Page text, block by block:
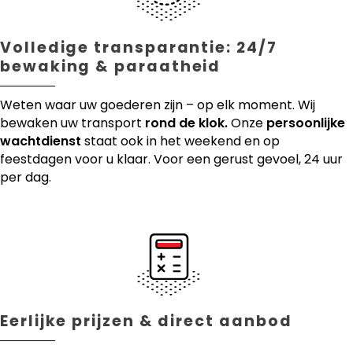
Volledige transparantie: 24/7
bewaking & paraatheid
Weten waar uw goederen zijn – op elk moment. Wij
bewaken uw transport rond de klok.Onze persoonlijke
wachtdienst staat ook in het weekend en op
feestdagen voor u klaar. Voor een gerust gevoel, 24 uur
per dag.
Eerlijke prijzen & direct aanbod